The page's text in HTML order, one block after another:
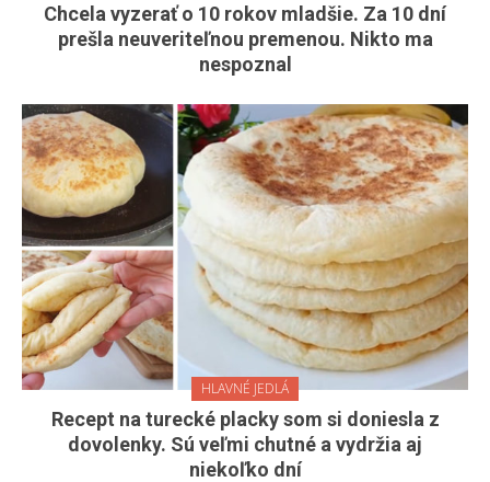
Chcela vyzerať o 10 rokov mladšie. Za 10 dní
prešla neuveriteľnou premenou. Nikto ma
nespoznal
HLAVNÉ JEDLÁ
Recept na turecké placky som si doniesla z
dovolenky. Sú veľmi chutné a vydržia aj
niekoľko dní